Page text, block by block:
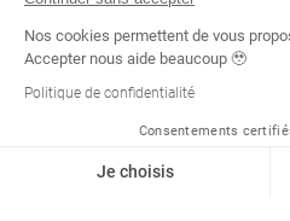
Nos cookies permettent de vous
Accepter nous aide beaucoup 🥹
Politique de confidentialité
Consentements
Je choisis